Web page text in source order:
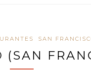
SAN
(SAN